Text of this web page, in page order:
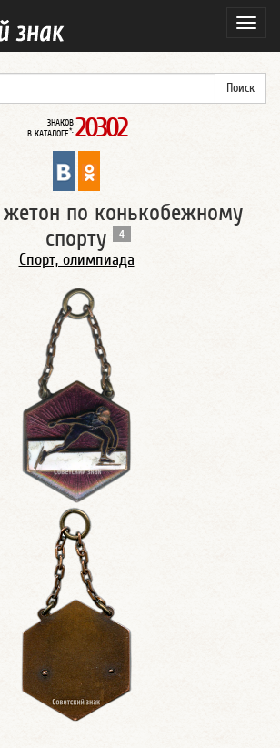
ЗНАКОВ
В КАТАЛОГЕ*: 20302
по конькобежному
спорту
4
Спорт, олимпиада